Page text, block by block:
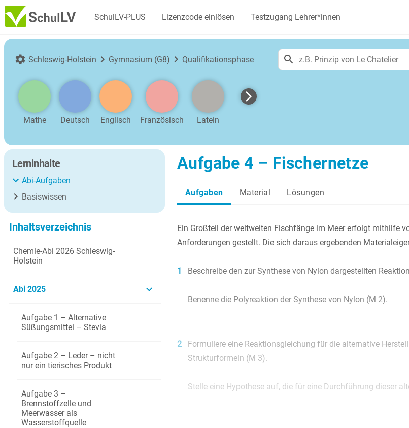
SchulLV-PLUS Lizenzcode einlösen Testzugang Lehrer*innen
Schleswig-Holstein Gymnasium (G8) Qualifikationsphase
Mathe Deutsch Englisch Französisch Latein
Lerninhalte
Abi-Aufgaben
Basiswissen
Inhaltsverzeichnis
Chemie-Abi 2026 Schleswig-
Holstein
Abi 2025
Aufgabe 1 – Alternative
Süßungsmittel – Stevia
Aufgabe 2 – Leder – nicht
nur ein tierisches Produkt
Aufgabe 3 –
Brennstoffzelle und
Meerwasser als
Wasserstoffquelle
Aufgabe 4 – Fischernetze
Aufgaben Material Lösungen
Ein Großteil der weltweiten Fischfänge im Meer erfolgt mithilfe
Anforderungen gestellt. Die sich daraus ergebenden
1 Beschreibe den zur Synthese von Nylon dargestellten
Benenne die Polyreaktion der Synthese von Nylon (M 2).
2
Formuliere eine Reaktionsgleichung für die alternative
Strukturformeln (M 3).
Stelle eine Hypothese auf, die für eine Durchführung dieser